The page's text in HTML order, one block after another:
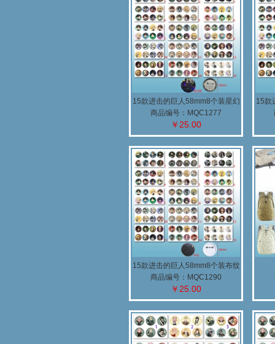
15款进击的巨人58mm8个装星幻
膜胸针
商品编号：MQC1277
￥25.00
15款
15款进击的巨人58mm8个装布纹
胸针
商品编号：MQC1290
￥25.00